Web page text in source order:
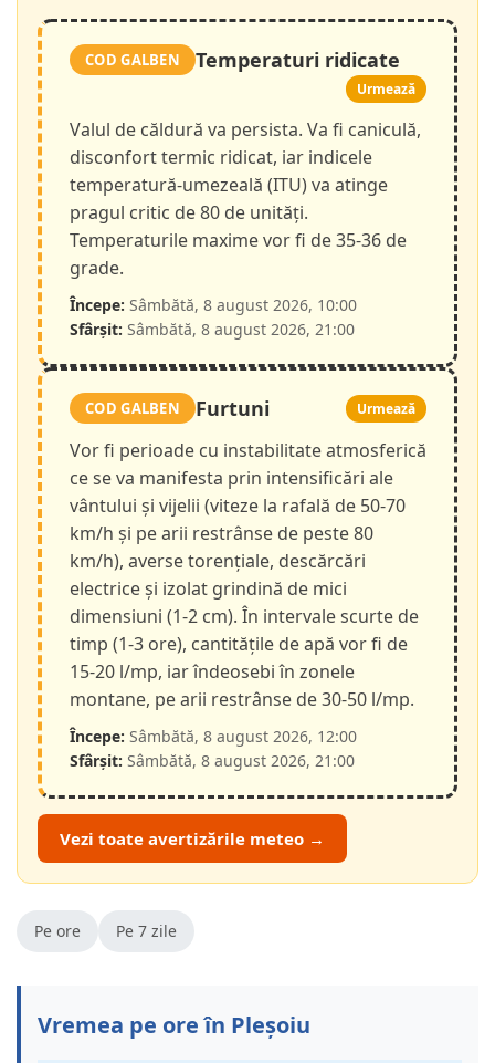
COD GALBEN Temperaturi ridicate
Urmează
Valul de căldură va persista. Va fi caniculă,
disconfort termic ridicat, iar indicele
temperatură-umezeală (ITU) va atinge
pragul critic de 80 de unități.
Temperaturile maxime vor fi de 35-36 de
grade.
Începe: Sâmbătă, 8 august 2026, 10:00
Sfârșit: Sâmbătă, 8 august 2026, 21:00
COD GALBEN Furtuni Urmează
Vor fi perioade cu instabilitate atmosferică
ce se va manifesta prin intensificări ale
vântului și vijelii (viteze la rafală de 50-70
km/h și pe arii restrânse de peste 80
km/h), averse torențiale, descărcări
electrice și izolat grindină de mici
dimensiuni (1-2 cm). În intervale scurte de
timp (1-3 ore), cantitățile de apă vor fi de
15-20 l/mp, iar îndeosebi în zonele
montane, pe arii restrânse de 30-50 l/mp.
Începe: Sâmbătă, 8 august 2026, 12:00
Sfârșit: Sâmbătă, 8 august 2026, 21:00
Vezi toate avertizările meteo →
Pe ore Pe 7 zile
Vremea pe ore în Pleșoiu